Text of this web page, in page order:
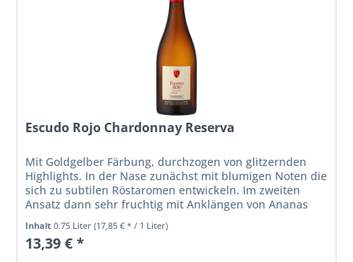
Escudo Rojo Chardonnay Reserva
Mit Goldgelber Färbung, durchzogen von glitzernden
Highlights. In der Nase zunächst mit blumigen Noten die
sich zu subtilen Röstaromen entwickeln. Im zweiten
Ansatz dann sehr fruchtig mit Anklängen von Ananas
und Pfirsich sowie etwas...
Inhalt0.75 Liter(17,85 € * / 1 Liter)
13,39 € *